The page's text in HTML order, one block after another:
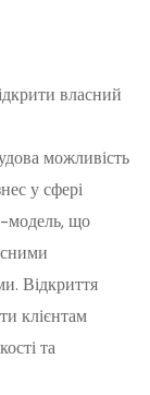
можливість
у сфері
модель, що
Відкриття
клієнтам
та